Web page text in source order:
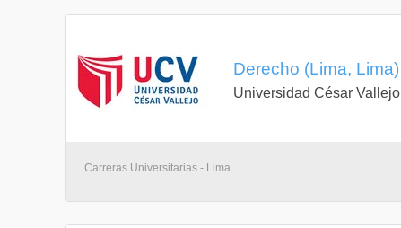
Derecho (Lima, Lima)
Universidad César Vallejo
Carreras Universitarias - Lima